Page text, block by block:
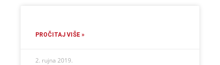
PROČITAJ VIŠE »
2. rujna 2019.